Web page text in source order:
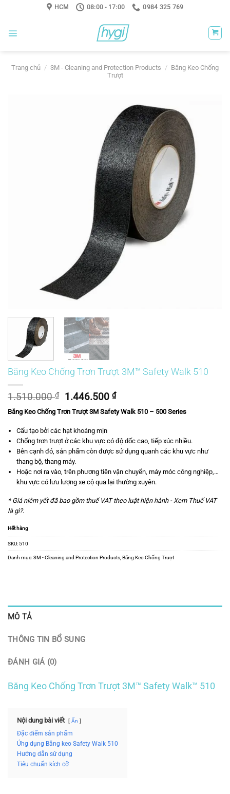
HCM 08:00 - 17:00 0984 325 769
Trang chủ / 3M - Cleaning and Protection Products / Băng Keo Chống
Trượt
Băng Keo Chống Trơn Trượt 3M™ Safety Walk 510
1.510.000₫
Giá
gốc
là:
1.510.000 ₫.
1.446.500 ₫Giá
hiện
tại
1.446.500 ₫.
Băng Keo Chống Trơn Trượt 3M Safety Walk 510 – 500 Series
Cấu tạo bởi các hạt khoáng mịn
Chống trơn trượt ở các khu vực có độ dốc cao, tiếp xúc nhiều.
Bên cạnh đó, sản phẩm còn được sử dụng quanh các khu vực như
thang bộ, thang máy.
Hoặc nơi ra vào, trên phương tiên vận chuyển, máy móc công nghiệp,…
khu vực có lưu lượng xe cộ qua lại thường xuyên.
* Giá niêm yết đã bao gồm thuế VAT theo luật hiện hành -Xem Thuế VAT
là gì?.
Hết hàng
SKU:510
Danh mục:3M - Cleaning and Protection Products,Băng Keo Chống Trượt
MÔ TẢ
THÔNG TIN BỔ SUNG
ĐÁNH GIÁ (0)
Băng Keo Chống Trơn Trượt 3M™ Safety Walk™ 510
Nội dung bài viết Ẩn
Đặc điểm sản phẩm
Ứng dụng Băng keo Safety Walk 510
Hướng dẫn sử dụng
Tiêu chuẩn kích cỡ